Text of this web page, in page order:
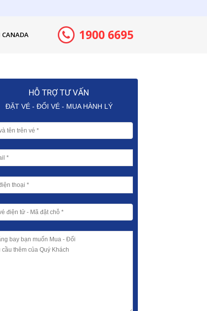
CANADA 1900 6695
HỖ TRỢ TƯ VẤN
ĐẶT VÉ - ĐỔI VÉ - MUA HÀNH LÝ